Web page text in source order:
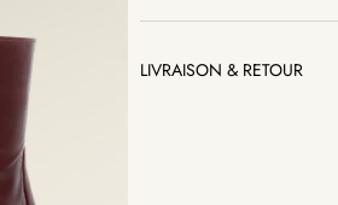
LIVRAISON & RETOUR